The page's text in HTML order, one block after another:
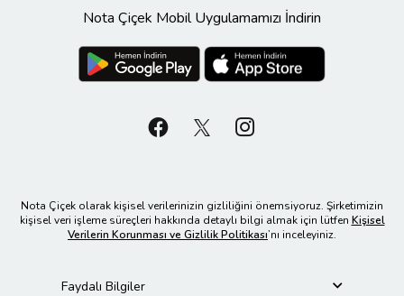
Nota Çiçek Mobil Uygulamamızı İndirin
Nota Çiçek olarak kişisel verilerinizin gizliliğini önemsiyoruz. Şirketimizin
kişisel veri işleme süreçleri hakkında detaylı bilgi almak için lütfen Kişisel
Verilerin Korunması ve Gizlilik Politikası’nı inceleyiniz.
Faydalı Bilgiler